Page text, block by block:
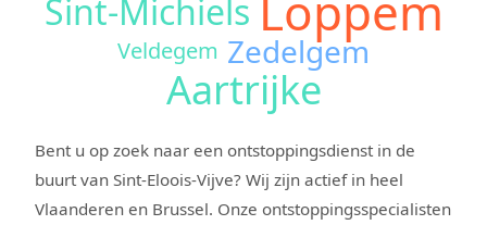
Sint-Michiels
Veldegem Zedelgem
Aartrijke
Bent u op zoek naar een ontstoppingsdienst in de
buurt van Sint-Eloois-Vijve? Wij zijn actief in heel
Vlaanderen en Brussel. Onze ontstoppingsspecialisten